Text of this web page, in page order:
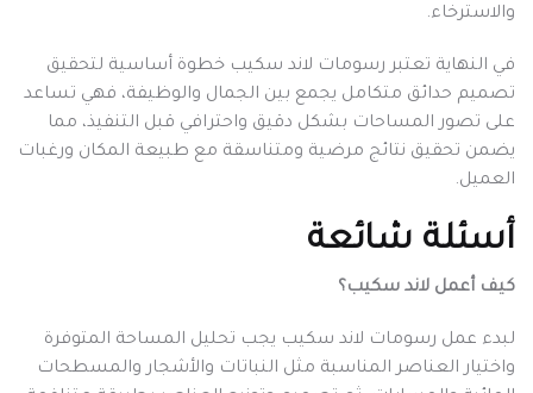
والاسترخاء.
في النهاية تعتبر رسومات لاند سكيب خطوة أساسية لتحقيق
تصميم حدائق متكامل يجمع بين الجمال والوظيفة، فهي تساعد
على تصور المساحات بشكل دقيق واحترافي قبل التنفيذ، مما
يضمن تحقيق نتائج مرضية ومتناسقة مع طبيعة المكان ورغبات
العميل.
أسئلة شائعة
كيف أعمل لاند سكيب؟
لبدء عمل رسومات لاند سكيب يجب تحليل المساحة المتوفرة
واختيار العناصر المناسبة مثل النباتات والأشجار والمسطحات